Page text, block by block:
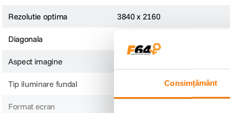
Consimțământ
claritate exceptionala, culori vibrante si detalii precise. Nivelul ridicat de
Rezolutie optima 3840 x 2160
Diagonala
Aspect imagine
Tip iluminare fundal
Format ecran